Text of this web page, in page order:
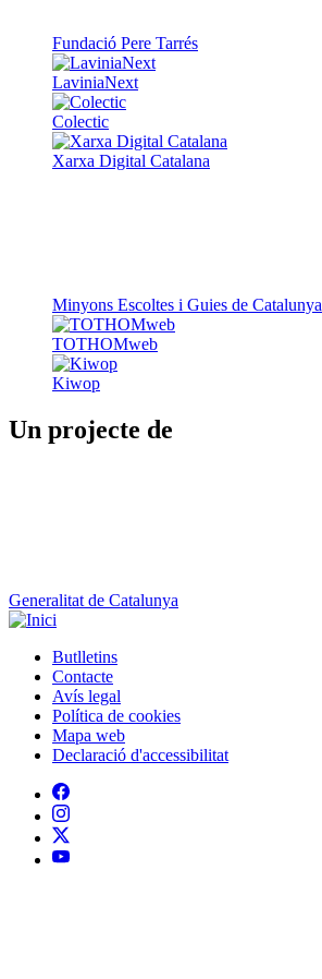
Fundació Pere Tarrés
LaviniaNext
Colectic
Xarxa Digital Catalana
Minyons Escoltes i Guies de Catalunya
TOTHOMweb
Kiwop
Un projecte de
Generalitat de Catalunya
Peu
Butlletins
Contacte
Avís legal
Política de cookies
Mapa web
Declaració d'accessibilitat